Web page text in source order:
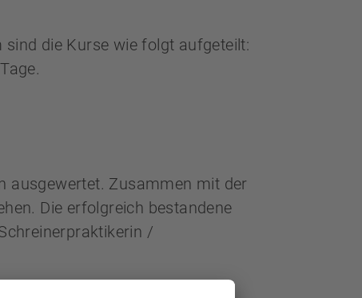
die Kurse wie folgt aufgeteilt:
ausgewertet. Zusammen mit der
Die erfolgreich bestandene
/